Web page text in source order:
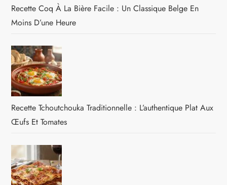
Recette Coq À La Bière Facile : Un Classique Belge En
Moins D’une Heure
Recette Tchoutchouka Traditionnelle : L’authentique Plat Aux
Œufs Et Tomates